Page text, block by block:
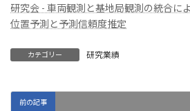
研究会 - 車両観測と基地局観測の統合に
位置予測と予測信頼度推定
カテゴリー 研究業績
前の記事